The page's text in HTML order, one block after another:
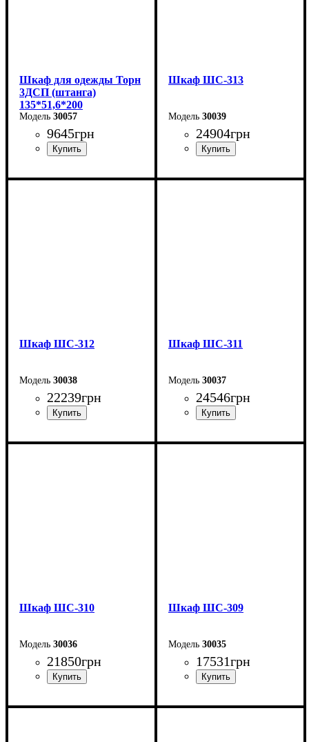
Шкаф для одежды Торн
3ДСП (штанга)
135*51,6*200
30057
9645грн
Ширина: 135 см
Шкаф ШС-313
30039
24904грн
Ширина: 200 см
Шкаф ШС-312
30038
22239грн
Ширина: 200 см
Шкаф ШС-311
30037
24546грн
Ширина: 200 см
Шкаф ШС-310
30036
21850грн
Ширина: 200 см
Шкаф ШС-309
30035
17531грн
Ширина: 150 см